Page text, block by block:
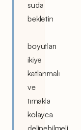
suda
bekletin
-
boyutları
ikiye
katlanmalı
ve
tırnakla
kolayca